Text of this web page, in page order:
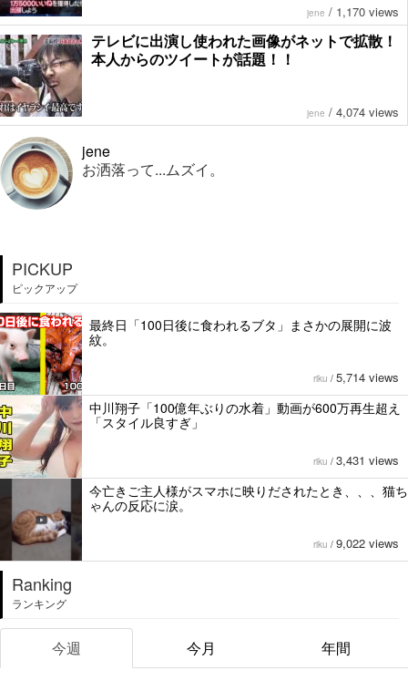
jene / 1,170 views
テレビに出演し使われた画像がネットで拡散！
本人からのツイートが話題！！
jene / 4,074 views
jene
お洒落って...ムズイ。
PICKUP
ピックアップ
最終日「100日後に食われるブタ」まさかの展開に波
紋。
riku / 5,714 views
中川翔子「100億年ぶりの水着」動画が600万再生超え
「スタイル良すぎ」
riku / 3,431 views
今亡きご主人様がスマホに映りだされたとき、、、猫ち
ゃんの反応に涙。
riku / 9,022 views
Ranking
ランキング
今週 今月 年間